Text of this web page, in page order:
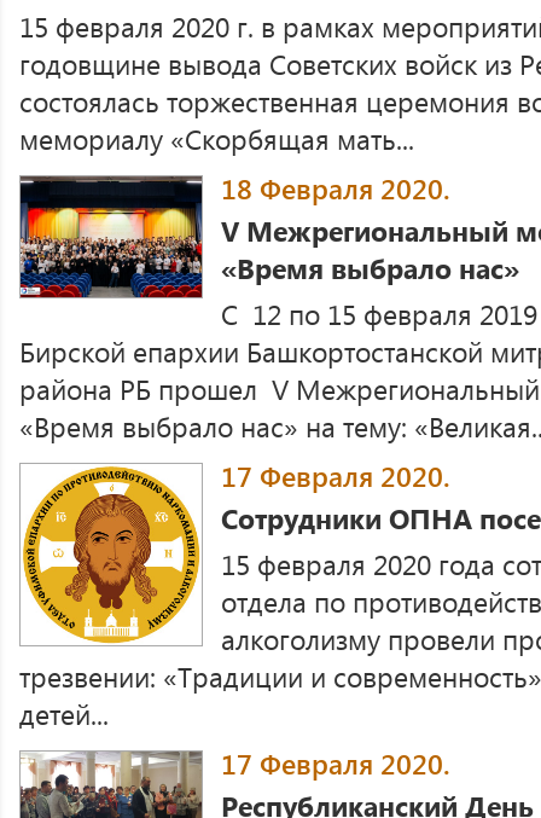
15 февраля 2020 г. в рамках
годовщине вывода Советских войск из
состоялась торжественная церемония
мемориалу «Скорбящая мать...
18 Февраля 2020.
V Межрегиональный
«Время выбрало нас»
С 12 по 15 февраля
Бирской епархии Башкортостанской
района РБ прошел V
«Время выбрало нас» на тему:
17 Февраля 2020.
Сотрудники ОПНА
15 февраля 2020 года
отдела по
алкоголизму провели
трезвении: «Традиции и
детей...
17 Февраля 2020.
Республиканский